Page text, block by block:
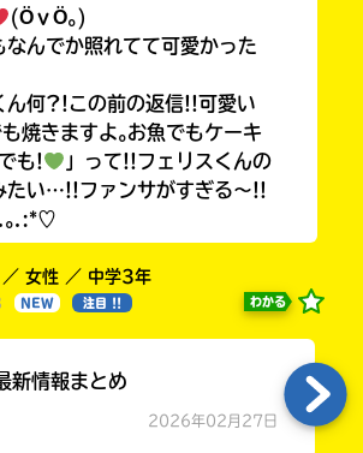
(ӦｖӦ｡)
なんでか照れてて可愛かった
ん何?!この前の返信!!可愛い
焼きますよ｡お魚でもケーキ
も!
」って!!フェリスくんの
たい…!!ファンサがすぎる〜!!
｡.:*♡
／ 女性 ／ 中学3年
NEW 注目 !! わかる
新情報まとめ
2026年02月27日